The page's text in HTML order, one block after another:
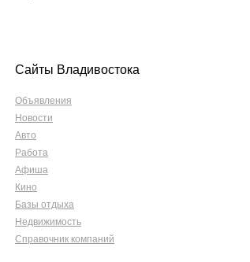
Сайты Владивостока
Объявления
Новости
Авто
Работа
Афиша
Кино
Базы отдыха
Недвижимость
Справочник компаний